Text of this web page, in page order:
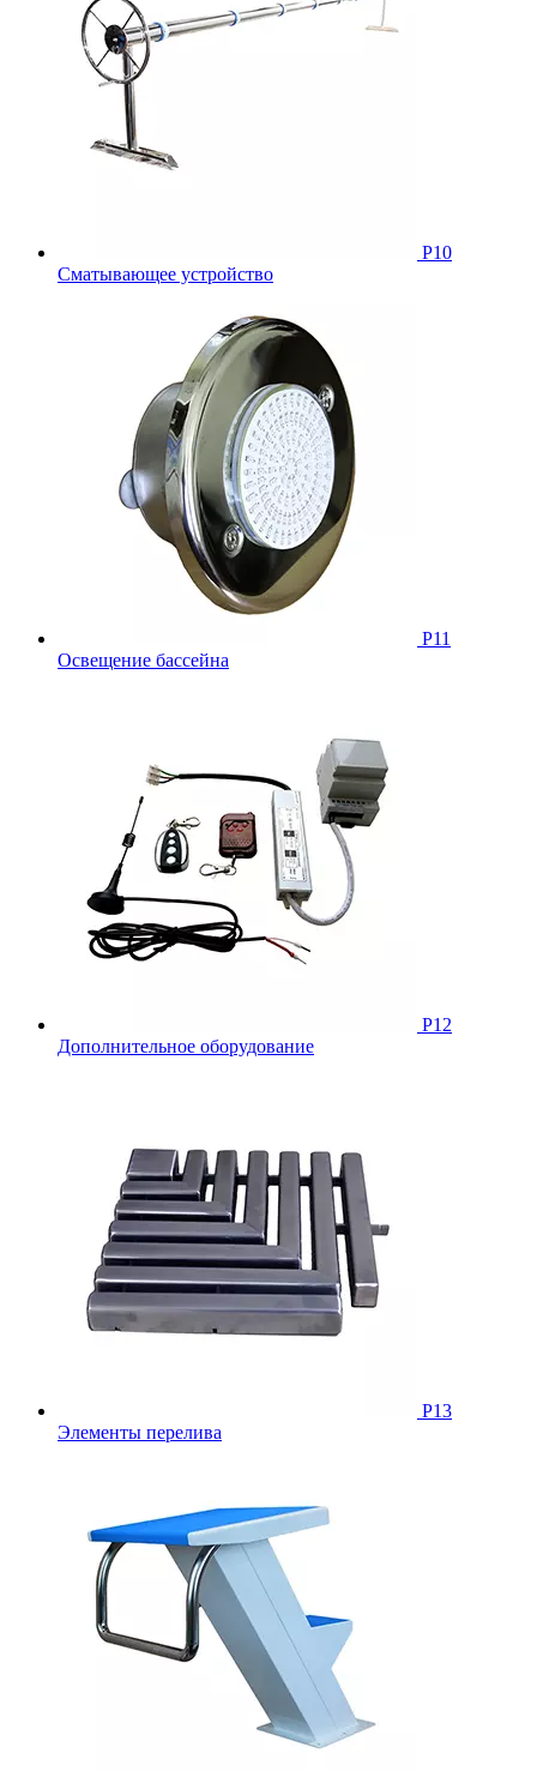
Р10
Сматывающее устройство
Р11
Освещение бассейна
Р12
Дополнительное оборудование
Р13
Элементы перелива